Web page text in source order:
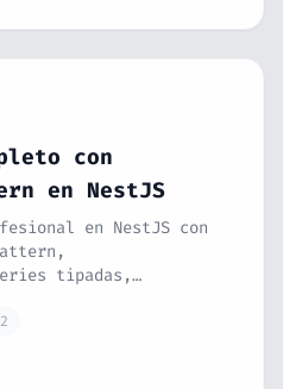
con
en NestJS
en NestJS con
tipadas,
y respuestas